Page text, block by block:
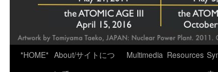
*HOME* About/サイトにつ
Multimedia Resources